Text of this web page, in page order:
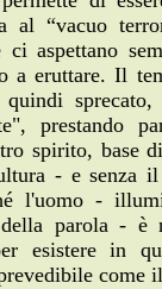
al “vacuo
aspettano
a eruttare. Il
quindi
prestando
spirito, base
- e senza
l'uomo -
parola - è
esistere in
come